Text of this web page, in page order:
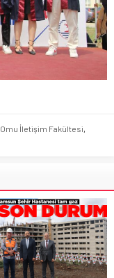
Omu İletişim Fakültesi,